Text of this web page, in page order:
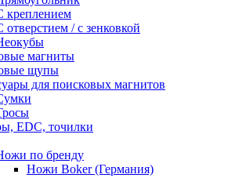
креплением
отверстием / с зенковкой
магниты
щупы
для поисковых магнитов
EDC, точилки
по бренду
Ножи Boker (Германия)